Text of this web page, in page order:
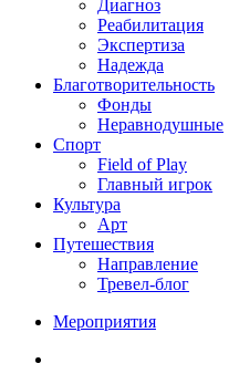
Диагноз
Реабилитация
Экспертиза
Надежда
Благотворительность
Фонды
Неравнодушные
Спорт
Field of Play
Главный игрок
Культура
Арт
Путешествия
Направление
Тревел-блог
Мероприятия